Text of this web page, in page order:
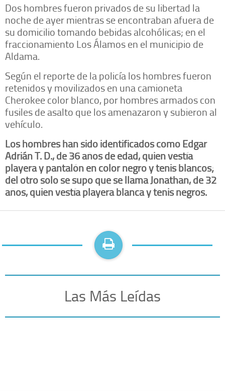
Dos hombres fueron privados de su libertad la
noche de ayer mientras se encontraban afuera de
su domicilio tomando bebidas alcohólicas; en el
fraccionamiento Los Álamos en el municipio de
Aldama.
Según el reporte de la policía los hombres fueron
retenidos y movilizados en una camioneta
Cherokee color blanco, por hombres armados con
fusiles de asalto que los amenazaron y subieron al
vehículo.
Los hombres han sido identificados como Edgar
Adrián T. D., de 36 años de edad, quien vestía
playera y pantalón en color negro y tenis blancos;
del otro solo se supo que se llama Jonathan, de 32
años, quien vestía playera blanca y tenis negros.
Las Más Leídas